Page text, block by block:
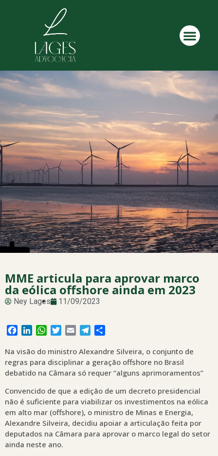
MME articula para aprovar marco
da eólica offshore ainda em 2023
Ney Lages 11/09/2023
Facebook
LinkedInWhatsApp
Twitter
Email Telegram
Na visão do ministro Alexandre Silveira, o conjunto de
regras para disciplinar a geração offshore no Brasil
debatido na Câmara só requer “alguns aprimoramentos”
Convencido de que a edição de um decreto presidencial
não é suficiente para viabilizar os investimentos na eólica
em alto mar (offshore), o ministro de Minas e Energia,
Alexandre Silveira, decidiu apoiar a articulação feita por
deputados na Câmara para aprovar o marco legal do setor
ainda neste ano.